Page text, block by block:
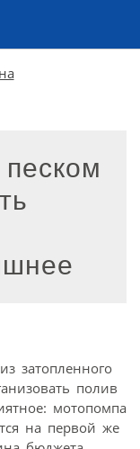
затопленного
полив
мотопомпа
на первой же